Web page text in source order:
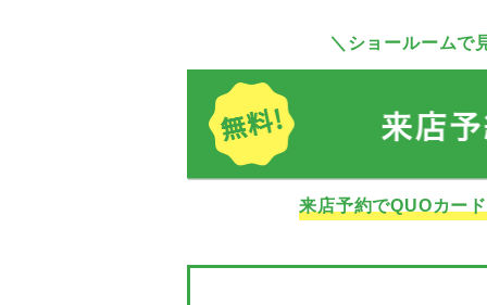
＼ショールームで
来店予約でQUOカー